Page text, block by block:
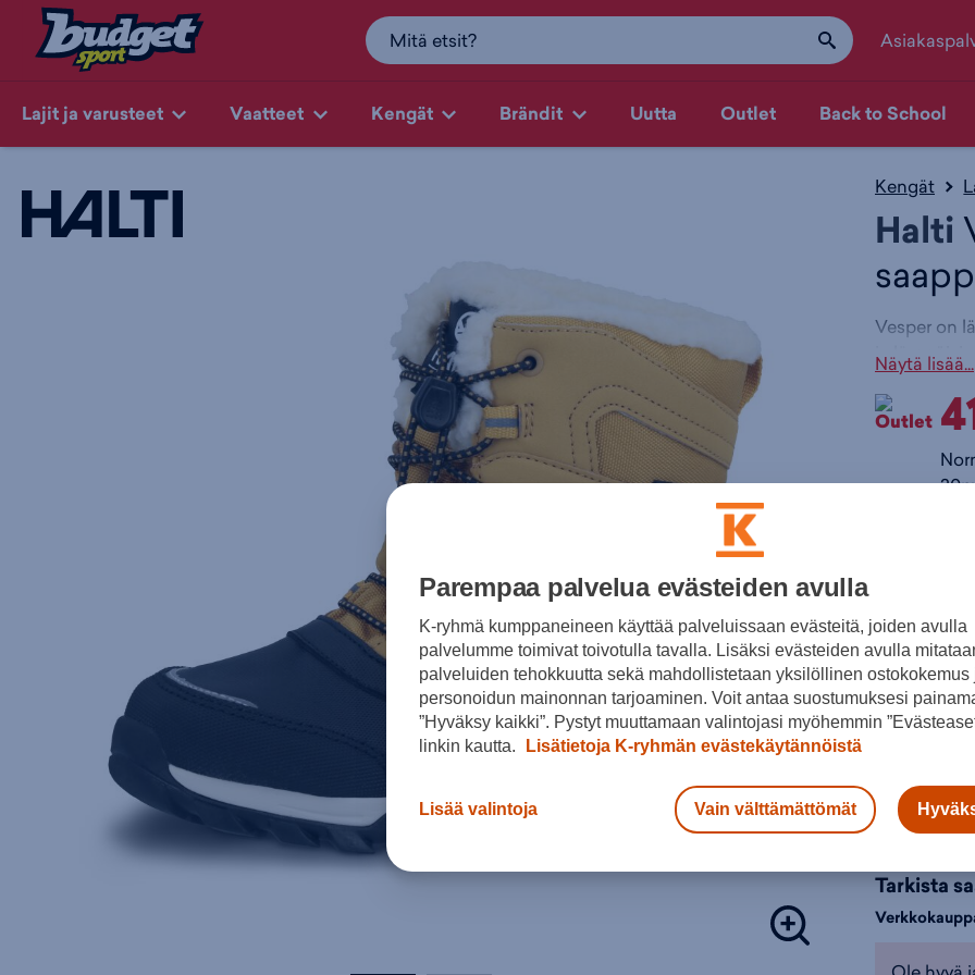
Lajit ja varusteet Vaatteet Kengät Brändit Uutta Outlet Back to School
Kengät
Halti
Vesper on
ja
nopea
kevyt ja
pitoa.
kengät,
Väri:
Näytä lisää...
Keltaine
n
Valitse
Tarkista
Parempaa palvelua evästeiden avulla
K-ryhmä kumppaneineen käyttää palveluissaan evästeitä, joiden avulla
palvelumme toimivat toivotulla tavalla. Lisäksi evästeiden avulla
palveluiden tehokkuutta sekä mahdollistetaan yksilöllinen ostokokemus
personoidun mainonnan tarjoaminen. Voit antaa suostumuksesi
”Hyväksy kaikki”. Pystyt muuttamaan valintojasi myöhemmin
linkin kautta.
Lisätietoja K-ryhmän evästekäytännöistä
Lisää valintoja Vain välttämättömät